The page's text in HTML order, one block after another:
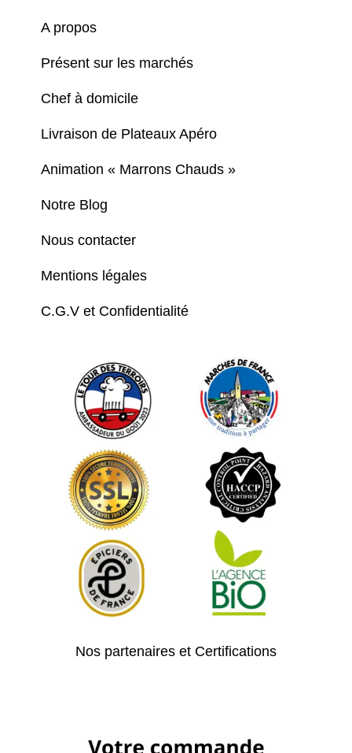
A propos
Présent sur les marchés
Chef à domicile
Livraison de Plateaux Apéro
Animation « Marrons Chauds »
Notre Blog
Nous contacter
Mentions légales
C.G.V et Confidentialité
Nos partenaires et Certifications